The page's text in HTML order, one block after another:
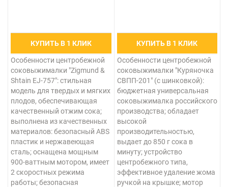
КУПИТЬ В 1 КЛИК
Особенности центробежной
соковыжималки "Zigmund &
Shtain EJ-757": стильная
модель для твердых и мягких
плодов, обеспечивающая
качественный отжим сока;
выполнена из качественных
материалов: безопасный ABS
пластик и нержавеющая
сталь; оснащена мощным
900-ваттным мотором, имеет
2 скоростных режима
работы; безопасная
КУПИТЬ В 1 КЛИК
Особенности центробежной
соковыжималки "Куряночка
СВПП-201" (с шинковкой):
бюджетная универсальная
соковыжималка российского
производства; обладает
высокой
производительностью,
выдает до 850 г сока в
минуту; устройство
центробежного типа,
эффективное удаление жома
ручкой на крышке; мотор